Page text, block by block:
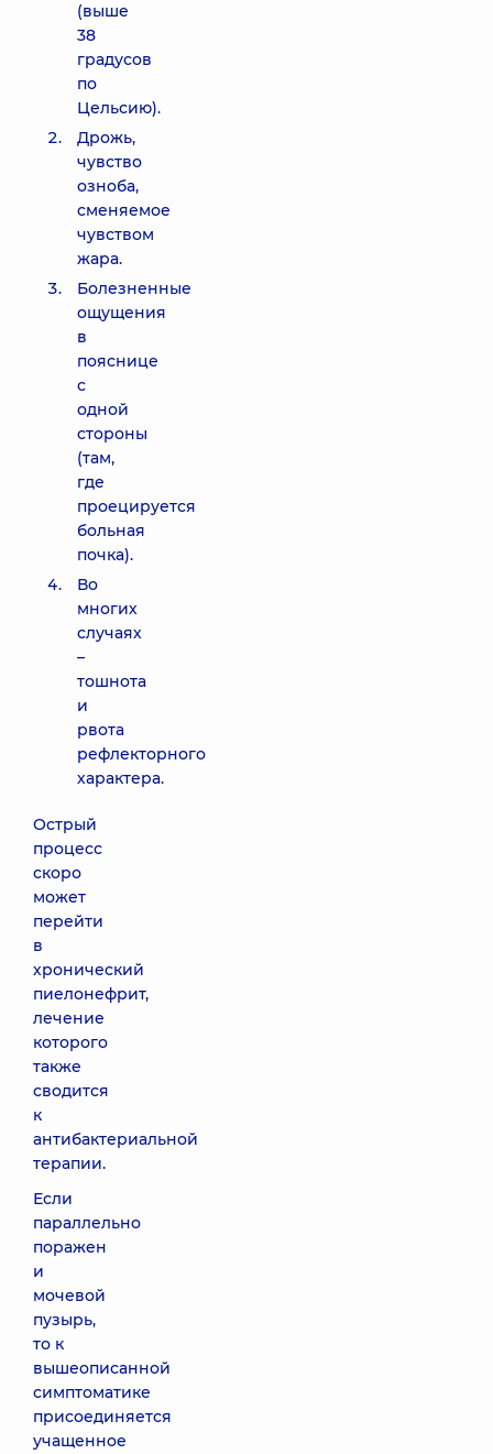
(выше
38
градусов
по
Цельсию).
Дрожь,
чувство
озноба,
сменяемое
чувством
жара.
Болезненные
ощущения
в
пояснице
с
одной
стороны
(там,
где
проецируется
больная
почка).
Во
многих
случаях
–
тошнота
и
рвота
рефлекторного
характера.
Острый
процесс
скоро
может
перейти
в
хронический
пиелонефрит,
лечение
которого
также
сводится
к
антибактериальной
терапии.
Если
параллельно
поражен
и
мочевой
пузырь,
то к
вышеописанной
симптоматике
присоединяется
учащенное